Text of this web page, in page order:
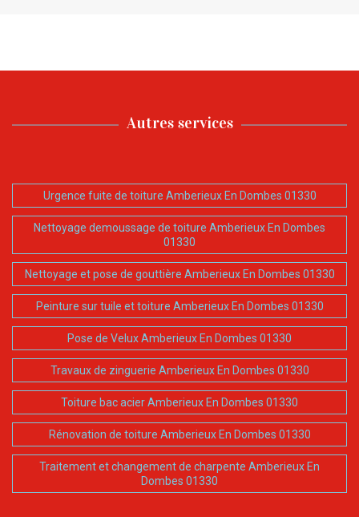
Autres services
Urgence fuite de toiture Amberieux En Dombes 01330
Nettoyage demoussage de toiture Amberieux En Dombes
01330
Nettoyage et pose de gouttière Amberieux En Dombes 01330
Peinture sur tuile et toiture Amberieux En Dombes 01330
Pose de Velux Amberieux En Dombes 01330
Travaux de zinguerie Amberieux En Dombes 01330
Toiture bac acier Amberieux En Dombes 01330
Rénovation de toiture Amberieux En Dombes 01330
Traitement et changement de charpente Amberieux En
Dombes 01330